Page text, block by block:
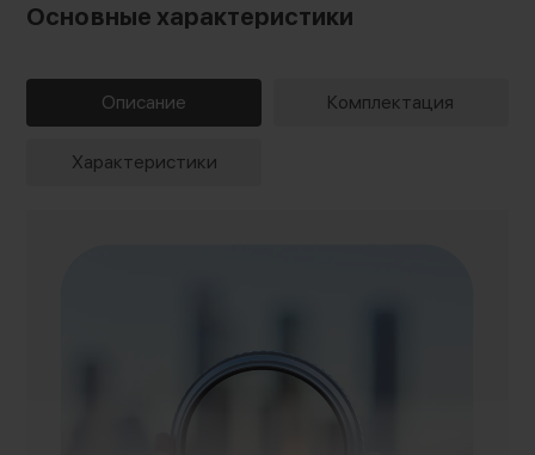
Основные характеристики
Описание Комплектация
Характеристики